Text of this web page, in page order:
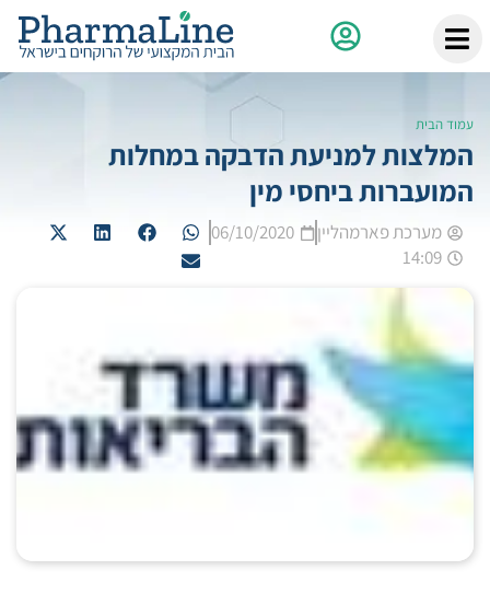
עמוד הבית
​המלצות למניעת הדבקה במחלות
המועברות ביחסי מין
מערכת פארמהליין
06/10/2020
14:09